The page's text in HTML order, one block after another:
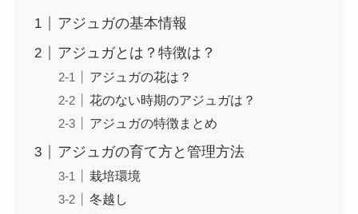
アジュガの基本情報
アジュガとは？特徴は？
アジュガの花は？
花のない時期のアジュガは？
アジュガの特徴まとめ
アジュガの育て方と管理方法
栽培環境
冬越し